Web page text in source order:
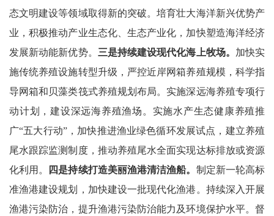
态文明建设等领域取得新的突破。培育壮大海洋新兴优势产
业，积极推动产业生态化、生态产业化，加快塑造海洋经济
发展新动能新优势。 三是持续建设现代化海上牧场。 加快实
施传统养殖设施转型升级，严控近岸网箱养殖规模，科学指
导网箱和贝藻类筏式养殖规划布局。实施深远海养殖专项行
动计划，建设深远海养殖渔场。实施水产生态健康养殖推
广“五大行动”，加快推进渔业绿色循环发展试点，建立养殖
尾水跟踪监测制度，推动养殖尾水全面实现达标排放或资源
化利用。
四是持续打造美丽渔港清洁渔船。 制定新一轮高标
准渔港建设规划，加快建设一批现代化渔港。持续深入开展
渔港污染防治，提升渔港污染防治能力及环境保护水平。督